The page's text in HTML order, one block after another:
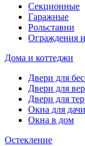
Секционные
Гаражные
Рольставни
Ограждения
Дома и коттеджи
Двери для
Двери для
Двери для
Окна для дачи
Окна в дом
Остекление